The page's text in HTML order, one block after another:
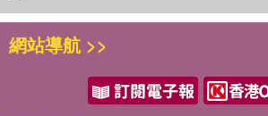
由化 ︻第七章︼促進產業升級與發展 亞洲
灣｜跨世紀的亞太營運中心 前有強敵，後有
計畫 發現人文科技島｜高科技科學園區全島
個春天｜實施︿振興建築業投資方案﹀ 讓每
網站導航 >>